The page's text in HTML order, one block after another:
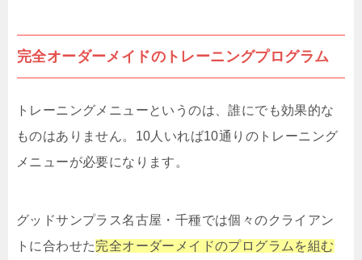
完全オーダーメイドのトレーニングプログラム
トレーニングメニューというのは、誰にでも効果的な
ものはありません。10人いれば10通りのトレーニング
メニューが必要になります。
グッドサンプラス名古屋・千種では個々のクライアン
トに合わせた完全オーダーメイドのプログラムを組む